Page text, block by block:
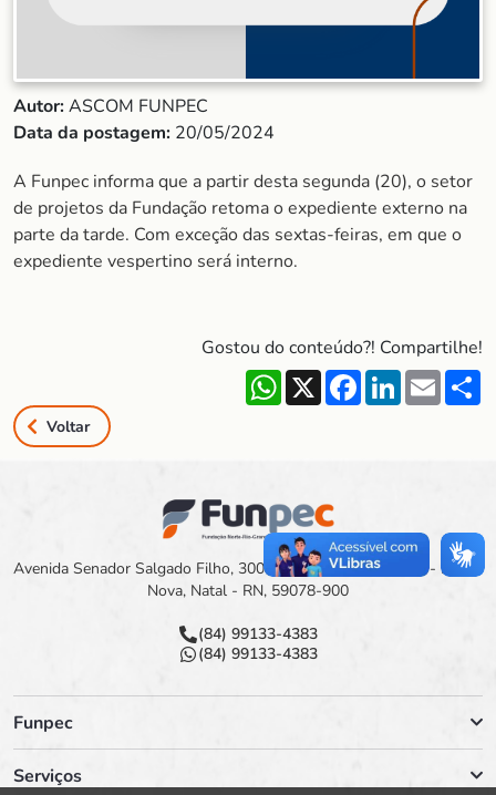
Autor:ASCOM FUNPEC
Data da postagem: 20/05/2024
A Funpec informa que a partir desta segunda (20), o setor
de projetos da Fundação retoma o expediente externo na
parte da tarde. Com exceção das sextas-feiras, em que o
expediente vespertino será interno.
Gostou do conteúdo?! Compartilhe!
WhatsApp
X FacebookLinkedIn
Email
Voltar
Avenida Senador Salgado Filho, 3000 Campus Universitário - Lagoa
Nova, Natal - RN, 59078-900
(84) 99133-4383
(84) 99133-4383
Funpec
Serviços